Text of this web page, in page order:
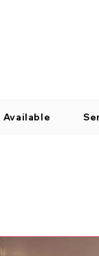
Available